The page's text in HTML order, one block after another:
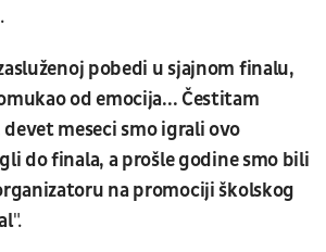
pobedi u sjajnom finalu,
od emocija... Čestitam
meseci smo igrali ovo
do finala, a prošle godine smo bili
na promociji školskog
".